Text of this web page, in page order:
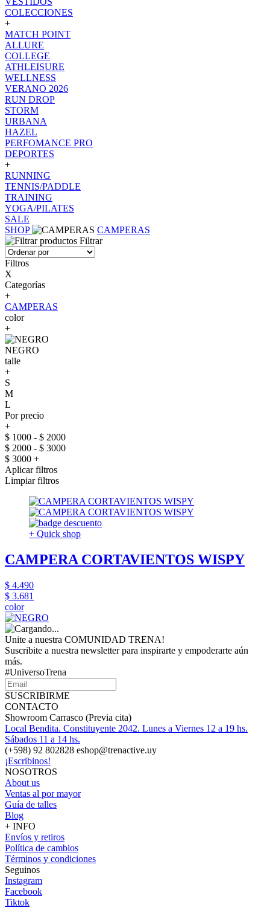
COLECCIONES
+
MATCH POINT
ALLURE
COLLEGE
ATHLEISURE
WELLNESS
VERANO 2026
RUN DROP
STORM
URBANA
HAZEL
PERFOMANCE PRO
DEPORTES
+
RUNNING
TENNIS/PADDLE
TRAINING
YOGA/PILATES
SALE
SHOP
CAMPERAS
Filtrar
Filtros
X
Categorías
+
CAMPERAS
color
+
NEGRO
talle
+
S
M
L
Por precio
+
$ 1000 - $ 2000
$ 2000 - $ 3000
$ 3000 +
Aplicar filtros
Limpiar filtros
+ Quick shop
CAMPERA CORTAVIENTOS WISPY
$ 4.490
$ 3.681
color
Unite a nuestra COMUNIDAD TRENA!
Suscribite a nuestra newsletter para inspirarte y empoderarte aún
más.
#UniversoTrena
SUSCRIBIRME
CONTACTO
Showroom Carrasco (Previa cita)
Local Bendita. Constituyente 2042. Lunes a Viernes 12 a 19 hs.
Sábados 11 a 14 hs.
(+598) 92 802828 eshop@trenactive.uy
¡Escribinos!
NOSOTROS
About us
Ventas al por mayor
Guía de talles
Blog
+ INFO
Envíos y retiros
Política de cambios
Términos y condiciones
Seguinos
Instagram
Facebook
Tiktok